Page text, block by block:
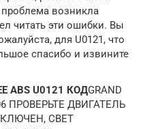
возникла
читать эти ошибки. Вы
для U0121, что
спасибо и извините
ABS U0121 КОДGRAND
ПРОВЕРЬТЕ ДВИГАТЕЛЬ
СВЕТ